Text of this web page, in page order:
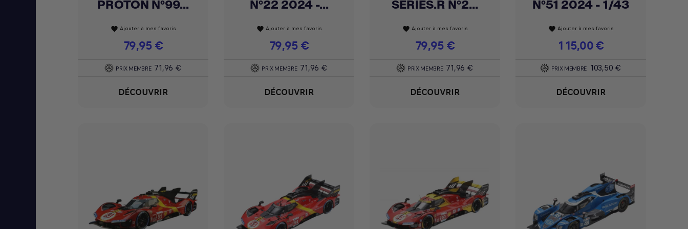
PROTON N°99...
favorite Ajouter à mes favoris
Prix
79,95 €
PRIX MEMBRE 71,96 €
DÉCOUVRIR
N°22 2024 -...
favorite Ajouter à mes favoris
Prix
79,95 €
PRIX MEMBRE 71,96 €
DÉCOUVRIR
SERIES.R N°2...
favorite Ajouter à mes favoris
Prix
79,95 €
PRIX MEMBRE 71,96 €
DÉCOUVRIR
N°51 2024 - 1/43
favorite Ajouter à mes favoris
Prix
115,00 €
PRIX MEMBRE 103,50 €
DÉCOUVRIR